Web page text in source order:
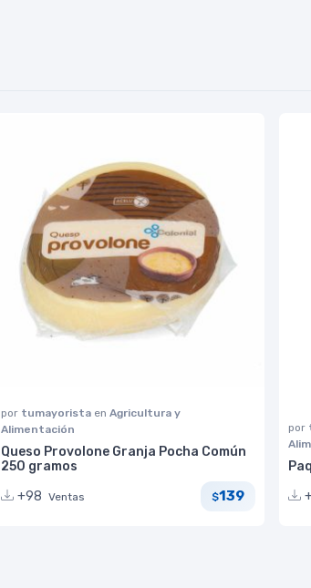
por tumayorista en Agricultura y
Alimentación
Queso Provolone Granja Pocha Común
250 gramos
+98 Ventas $139
por